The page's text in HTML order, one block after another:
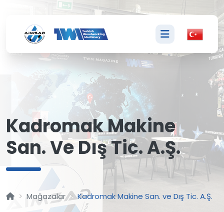
Kadromak Makine
San. Ve Dış Tic. A.Ş.
Mağazalar Kadromak Makine San. ve Dış Tic. A.Ş.